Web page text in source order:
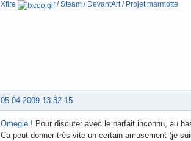
Xfire /Steam / DevantArt/ Projet marmotte
05.04.2009 13:32:15
Omegle ! Pour discuter avec le parfait inconnu, au
Ca peut donner très vite un certain amusement (je